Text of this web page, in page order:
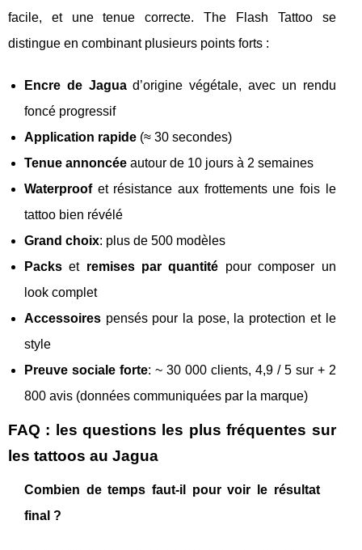
facile, et une tenue correcte. The Flash Tattoo se
distingue en combinant plusieurs points forts :
Encre de Jaguad’origine végétale, avec un rendu
foncé progressif
Application rapide (≈ 30 secondes)
Tenue annoncée autour de 10 jours à 2 semaines
Waterproofet résistance aux frottements une fois le
tattoo bien révélé
Grand choix: plus de 500 modèles
Packs et remises par quantité pour composer un
look complet
Accessoires pensés pour la pose, la protection et le
style
Preuve sociale forte: ~ 30 000 clients, 4,9 / 5 sur + 2
800 avis (données communiquées par la marque)
FAQ : les questions les plus fréquentes sur
les tattoos au Jagua
Combien de temps faut-il pour voir le résultat
final ?